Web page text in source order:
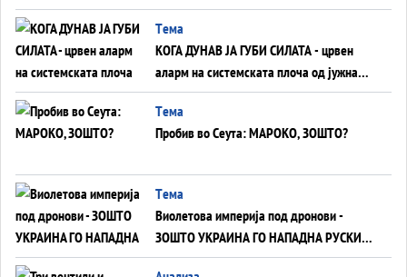
ВНУЦИ ДА ГИ ЗАМЕНАТ
Tема
КОГА ДУНАВ ЈА ГУБИ СИЛАТА - црвен
аларм на системската плоча од јужна
Германија до Црното Море...
Tема
Пробив во Сеута: МАРОКО, ЗОШТО?
Tема
Виолетова империја под дронови -
ЗОШТО УКРАИНА ГО НАПАДНА РУСКИОТ
WILDBERRIES